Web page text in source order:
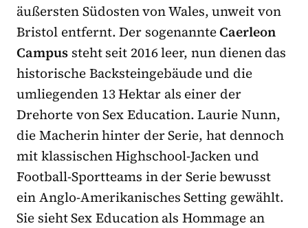
äußersten Südosten von Wales, unweit von
Bristol entfernt. Der sogenannteCaerleon
Campus steht seit 2016 leer, nun dienen das
historische Backsteingebäude und die
umliegenden 13 Hektar als einer der
Drehorte von Sex Education. Laurie Nunn,
die Macherin hinter der Serie, hat dennoch
mit klassischen Highschool-Jacken und
Football-Sportteams in der Serie bewusst
ein Anglo-Amerikanisches Setting gewählt.
Sie sieht Sex Education als Hommage an